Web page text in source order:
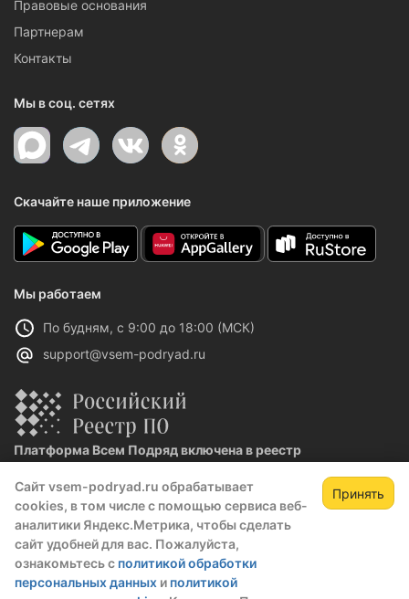
Сайт vsem-podryad.ru обрабатывает
cookies, в том числе с помощью сервиса веб-
аналитики Яндекс.Метрика, чтобы сделать
сайт удобней для вас. Пожалуйста,
ознакомьтесь с политикой обработки
персональных данных и политикой
Принять
Правовые основания
Партнерам
Контакты
Мы в соц. сетях
Скачайте наше приложение
Мы работаем
По будням, с 9:00 до 18:00 (МСК)
support@vsem-podryad.ru
Платформа Всем Подряд включена в реестр
Реестровая запись №32021 от 06.02.2026
Политика конфиденциальности
О компании